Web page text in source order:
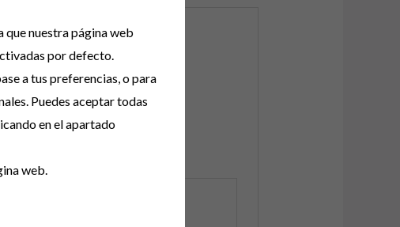
COLOR VINO
con*
que nuestra página web
por defecto.
a tus preferencias, o para
Puedes aceptar todas
en el apartado
web.